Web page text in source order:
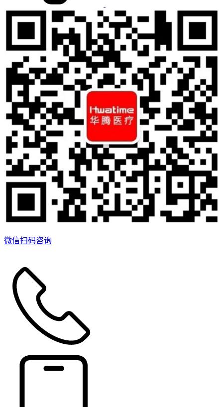
微信扫码咨询